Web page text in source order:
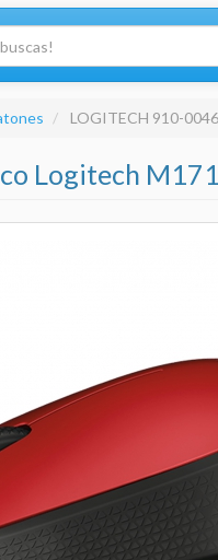
LOGITECH 910-
Logitech